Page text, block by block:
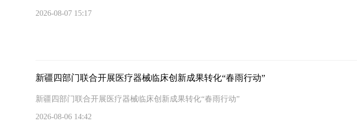
2026-08-07 15:17
新疆四部门联合开展医疗器械临床创新成果转化“春雨行动”
新疆四部门联合开展医疗器械临床创新成果转化“春雨行动”
2026-08-06 14:42